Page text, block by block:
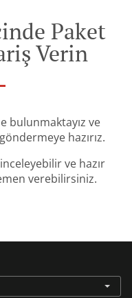
Paket
Verin
bulunmaktayız ve
hazırız.
ve hazır
verebilirsiniz.